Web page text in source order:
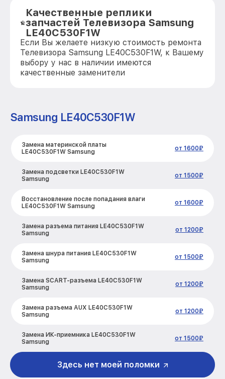
Качественные реплики
запчастей Телевизора Samsung
LE40C530F1W
Если Вы желаете низкую стоимость ремонта
Телевизора Samsung LE40C530F1W, к Вашему
выбору у нас в наличии имеются
качественные заменители
Samsung LE40C530F1W
Замена материнской платы
LE40C530F1W Samsung
от 1600₽
Замена подсветки LE40C530F1W
Samsung
от 1500₽
Восстановление после попадания влаги
LE40C530F1W Samsung
от 1600₽
Замена разъема питания LE40C530F1W
Samsung
от 1200₽
Замена шнура питания LE40C530F1W
Samsung
от 1500₽
Замена SCART-разъема LE40C530F1W
Samsung
от 1200₽
Замена разъема AUX LE40C530F1W
Samsung
от 1200₽
Замена ИК-приемника LE40C530F1W
Samsung
от 1500₽
Замена кнопок управления
LE40C530F1W Samsung
Здесь нет моей поломки